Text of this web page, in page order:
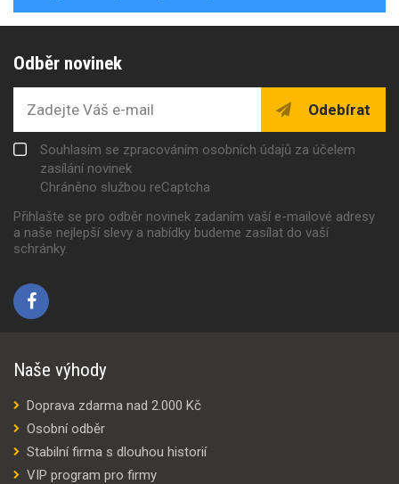
Odběr novinek
Odebírat
Souhlasím se zpracováním osobních údajů za účelem
zasílání novinek
Chráněno službou reCaptcha
Přihlašte se pro odběr novinek zadaním vaší e-mailové adresy
a naše nejlepší slevy a nabídky budeme zasílat do vaší
schránky.
Naše výhody
Doprava zdarma nad 2.000 Kč
Osobní odběr
Stabilní firma s dlouhou historií
VIP program pro firmy